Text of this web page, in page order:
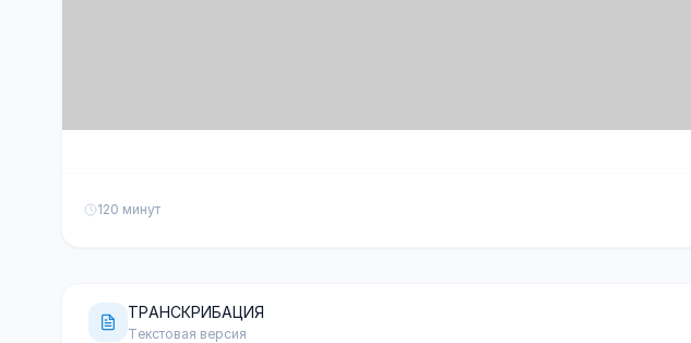
120 минут
ТРАНСКРИБАЦИЯ
Текстовая версия